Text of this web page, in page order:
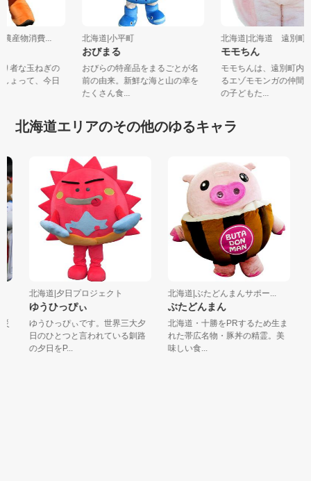
農産物消費...
り者な玉ねぎの
しょって、今日
北海道|小平町
おびまる
おびらの特産品をまるごとが名
前の由来。新鮮な海と山の幸を
たくさん食...
北海道|北海道 遠別
モモちん
モモちんは、遠別町
るエゾモモンガの仲
の子どもた...
北海道エリアのその他のゆるキャラ
北海道|夕日プロジェクト
ゆうひっぴぃ
ゆうひっぴぃです。世界三大夕
日のひとつと言われている釧路
の夕日をP...
北海道|ぶたどんまんサポー...
ぶたどんまん
北海道・十勝をPRするため生ま
れた帯広名物・豚丼の精霊。美
味しい食...